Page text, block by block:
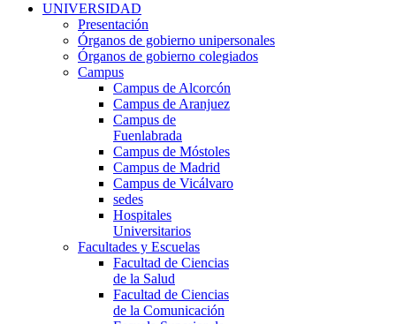
UNIVERSIDAD
Presentación
Órganos de gobierno unipersonales
Órganos de gobierno colegiados
Campus
Campus de Alcorcón
Campus de Aranjuez
Campus de
Fuenlabrada
Campus de Móstoles
Campus de Madrid
Campus de Vicálvaro
sedes
Hospitales
Universitarios
Facultades y Escuelas
Facultad de Ciencias
de la Salud
Facultad de Ciencias
de la Comunicación